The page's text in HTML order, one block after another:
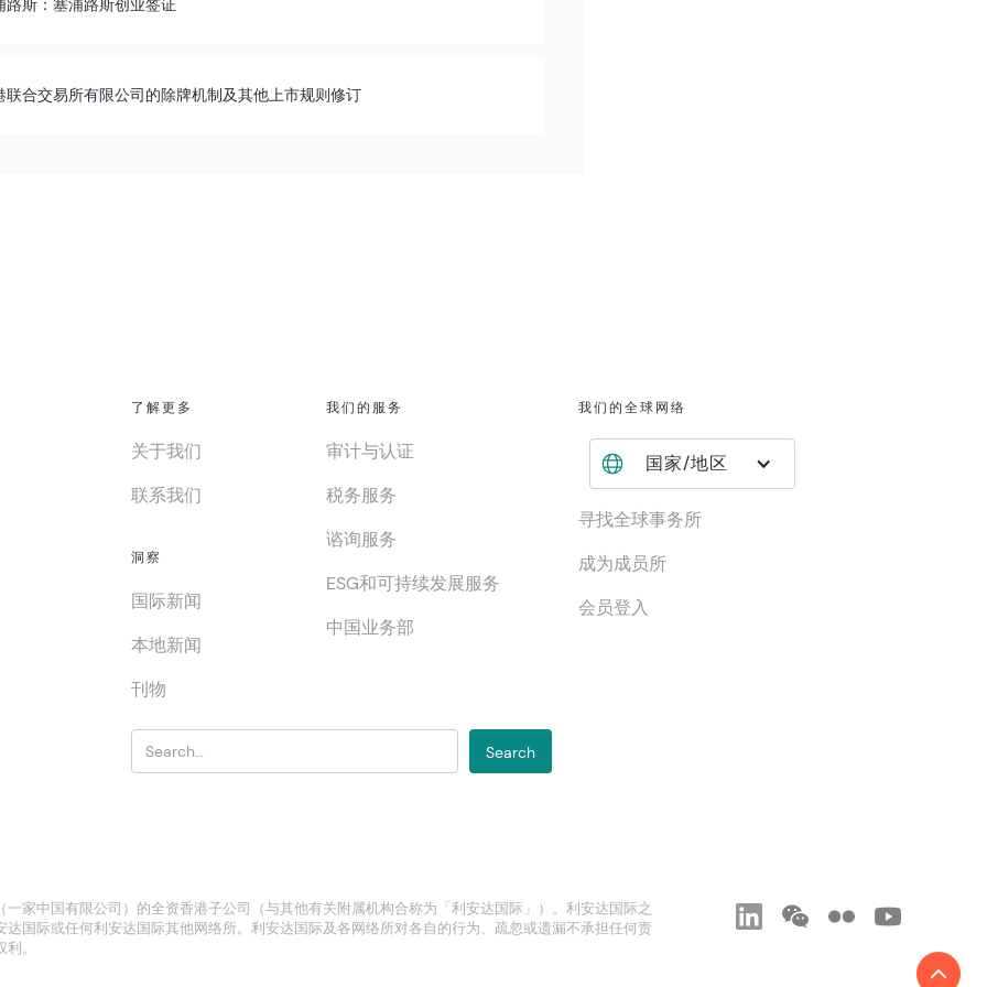
路斯：塞浦路斯创业签证
联合交易所有限公司的除牌机制及其他上市规则修订
了解更多
关于我们
联系我们
我们的服务
审计与认证
税务服务
谘询服务
ESG和可持续发展服务
中国业务部
我们的全球网络
国家/地区
寻找全球事务所
成为成员所
会员登入
洞察
国际新闻
本地新闻
刊物
家中国有限公司）的全资香港子公司（与其他有关附属机构合称为「利安达国际」）。利安达国际之
国际或任何利安达国际其他网络所。利安达国际及各网络所对各自的行为、疏忽或遗漏不承担任何责
。